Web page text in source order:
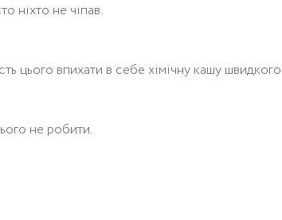
ніхто не чіпав.
цього впихати в себе хімічну кашу швидкого
не робити.